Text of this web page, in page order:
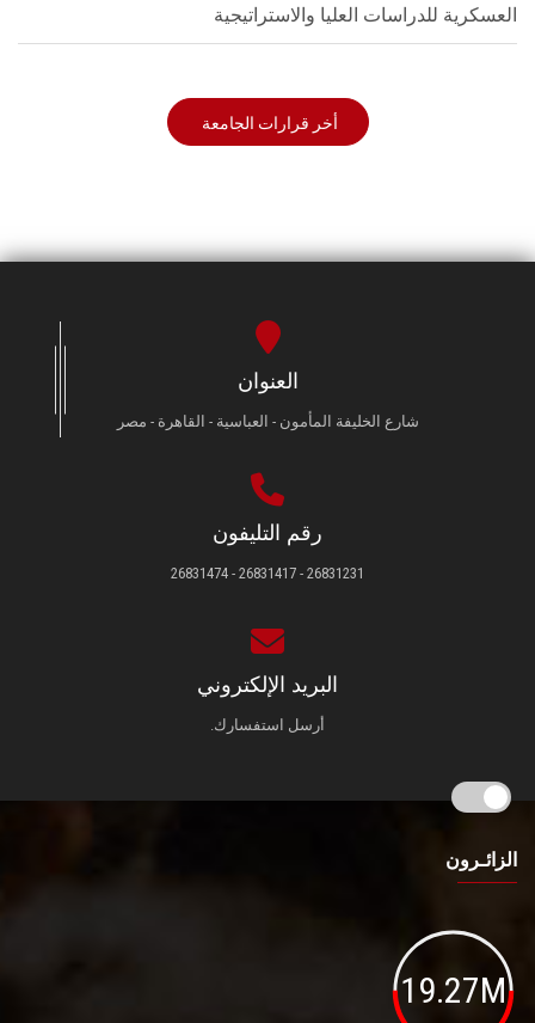
العسكرية للدراسات العليا والاستراتيجية
أخر قرارات الجامعة
العنوان
شارع الخليفة المأمون - العباسية - القاهرة - مصر
رقم التليفون
26831231 - 26831417 - 26831474
البريد الإلكتروني
أرسل استفسارك.
الزائـرون
19.27M